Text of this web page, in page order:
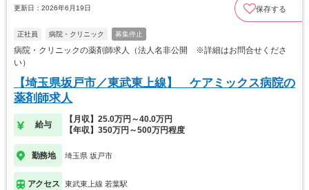
更新日：2026年6月19日 保存する
正社員 病院・クリニック 募集停止
病院・クリニックの薬剤師求人（法人名非公開 ※詳細はお問合せくださ
い）
【埼玉県坂戸市／東武東上線】 ケアミックス病院の
薬剤師求人
給与
【月収】25.0万円～40.0万円
【年収】350万円～500万円程度
勤務地 埼玉県 坂戸市
アクセス 東武東上線 若葉駅